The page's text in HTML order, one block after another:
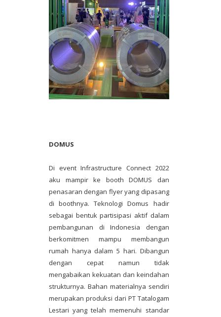
DOMUS
Di event Infrastructure Connect 2022
aku mampir ke booth DOMUS dan
penasaran dengan flyer yang dipasang
di boothnya. Teknologi Domus hadir
sebagai bentuk partisipasi aktif dalam
pembangunan di Indonesia dengan
berkomitmen mampu membangun
rumah hanya dalam 5 hari. Dibangun
dengan cepat namun tidak
mengabaikan kekuatan dan keindahan
strukturnya. Bahan materialnya sendiri
merupakan produksi dari PT Tatalogam
Lestari yang telah memenuhi standar